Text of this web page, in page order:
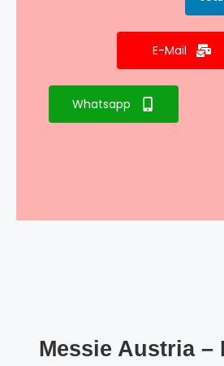
E-Mail
Whatsapp
Messie Austria –